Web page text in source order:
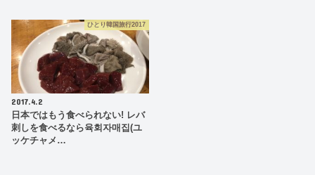
ひとり韓国旅行2017
2017.4.2
日本ではもう食べられない! レバ
刺しを食べるなら육회자매집(ユ
ッケチャメ…